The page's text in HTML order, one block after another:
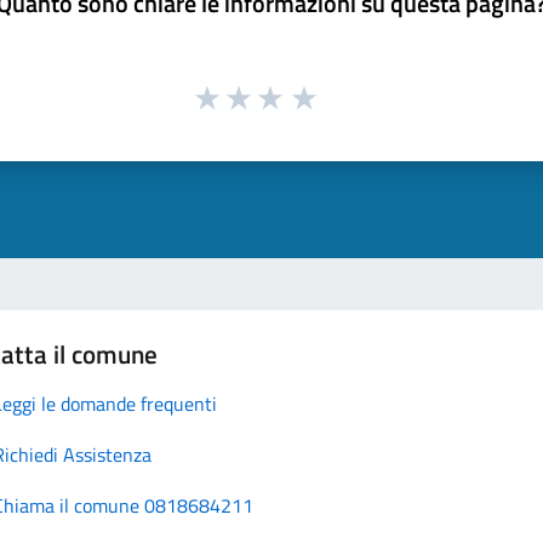
il comune
le domande frequenti
Assistenza
il comune 0818684211